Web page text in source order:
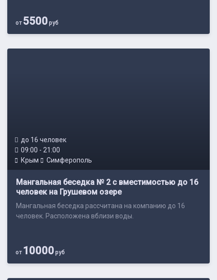
от5500 руб
до 16 человек
09:00 - 21:00
Крым
Симферополь
Мангальная беседка № 2 с вместимостью до 16
человек на Грушевом озере
Мангальная беседка рассчитана на компанию до 16
человек. Расположена вблизи воды.
от 10000 руб